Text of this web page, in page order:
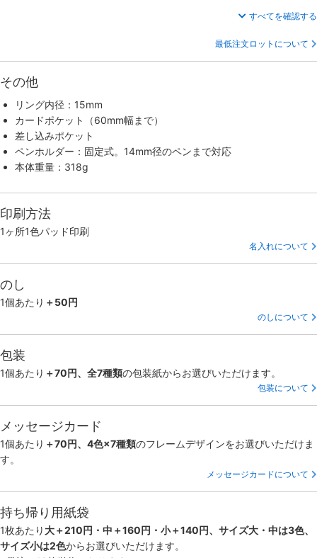
すべてを確認する
最低注文ロットについて
その他
リング内径：15mm
カードポケット（60mm幅まで）
差し込みポケット
ペンホルダー：固定式。14mm径のペンまで対応
本体重量：318g
印刷方法
1ヶ所1色パッド印刷
名入れについて
のし
1個あたり ＋50円
のしについて
包装
1個あたり ＋70円、全7種類の包装紙からお選びいただけます。
包装について
メッセージカード
1個あたり ＋70円、4色×7種類のフレームデザインをお選びいただけま
す。
メッセージカードについて
持ち帰り用紙袋
1枚あたり 大＋210円・中＋160円・小＋140円、サイズ大・中は3色、
サイズ小は2色からお選びいただけます。